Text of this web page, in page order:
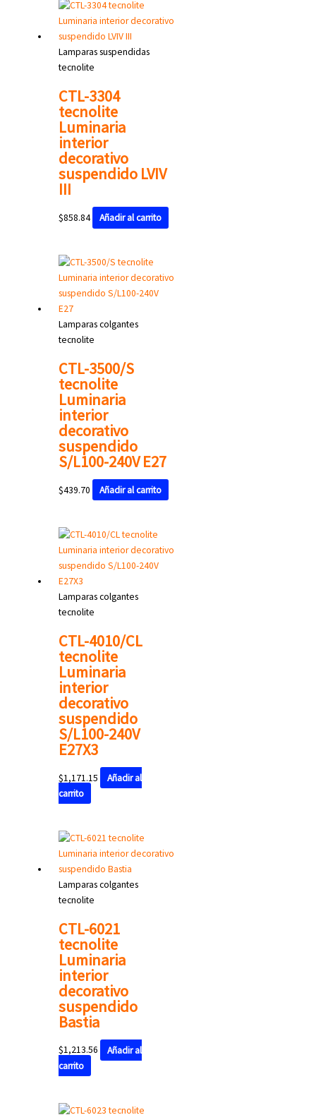
Lamparas suspendidas
tecnolite
CTL-3304
tecnolite
Luminaria
interior
decorativo
suspendido LVIV
III
$858.84 Añadir al carrito
Lamparas colgantes
tecnolite
CTL-3500/S
tecnolite
Luminaria
interior
decorativo
suspendido
S/L100-240V E27
$439.70 Añadir al carrito
Lamparas colgantes
tecnolite
CTL-4010/CL
tecnolite
Luminaria
interior
decorativo
suspendido
S/L100-240V
E27X3
$1,171.15
Añadir al
carrito
Lamparas colgantes
tecnolite
CTL-6021
tecnolite
Luminaria
interior
decorativo
suspendido
Bastia
$1,213.56
Añadir al
carrito